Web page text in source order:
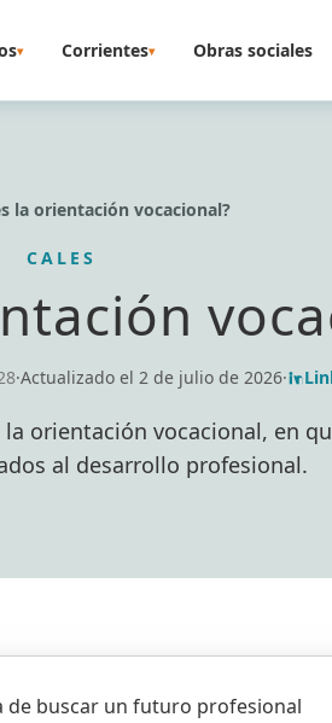
▾ Corrientes▾ Obras sociales
la orientación vocacional?
CALES
·Actualizado el 2 de julio de 2026·
orientación vocacional, en
al desarrollo profesional.
de buscar un futuro profesional